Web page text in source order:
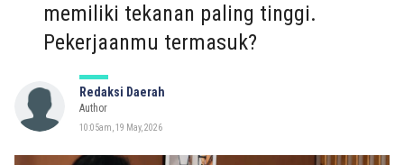
memiliki tekanan paling tinggi.
Pekerjaanmu termasuk?
Redaksi Daerah
Author
10:05am, 19 May, 2026